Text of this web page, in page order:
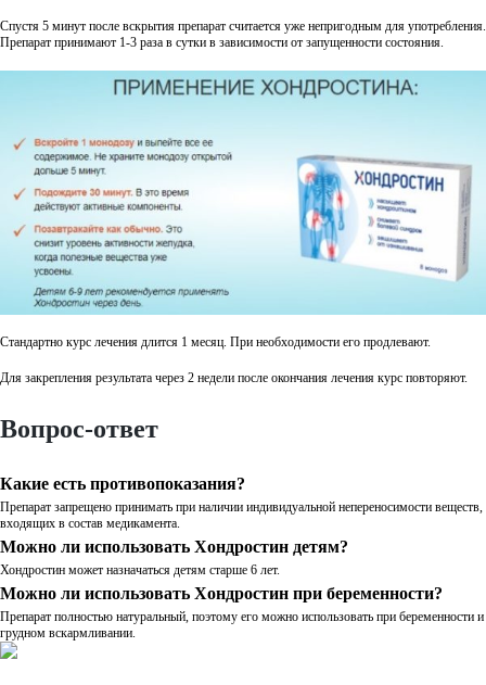
Спустя 5 минут после вскрытия препарат считается уже непригодным для употребления.
Препарат принимают 1-3 раза в сутки в зависимости от запущенности состояния.
Стандартно курс лечения длится 1 месяц. При необходимости его продлевают.
Для закрепления результата через 2 недели после окончания лечения курс повторяют.
Вопрос-ответ
Какие есть противопоказания?
Препарат запрещено принимать при наличии индивидуальной непереносимости веществ,
входящих в состав медикамента.
Можно ли использовать Хондростин детям?
Хондростин может назначаться детям старше 6 лет.
Можно ли использовать Хондростин при беременности?
Препарат полностью натуральный, поэтому его можно использовать при беременности и
грудном вскармливании.